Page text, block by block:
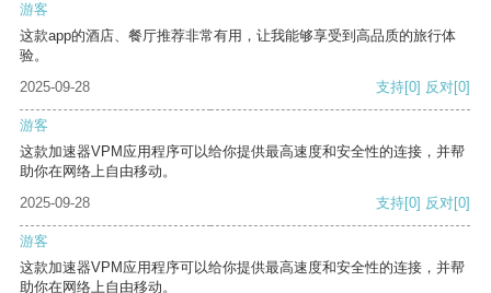
游客
这款app的酒店、餐厅推荐非常有用，让我能够享受到高品质的旅行体
验。
2025-09-28
支持[0] 反对[0]
游客
这款加速器VPM应用程序可以给你提供最高速度和安全性的连接，并帮
助你在网络上自由移动。
2025-09-28
支持[0] 反对[0]
游客
这款加速器VPM应用程序可以给你提供最高速度和安全性的连接，并帮
助你在网络上自由移动。